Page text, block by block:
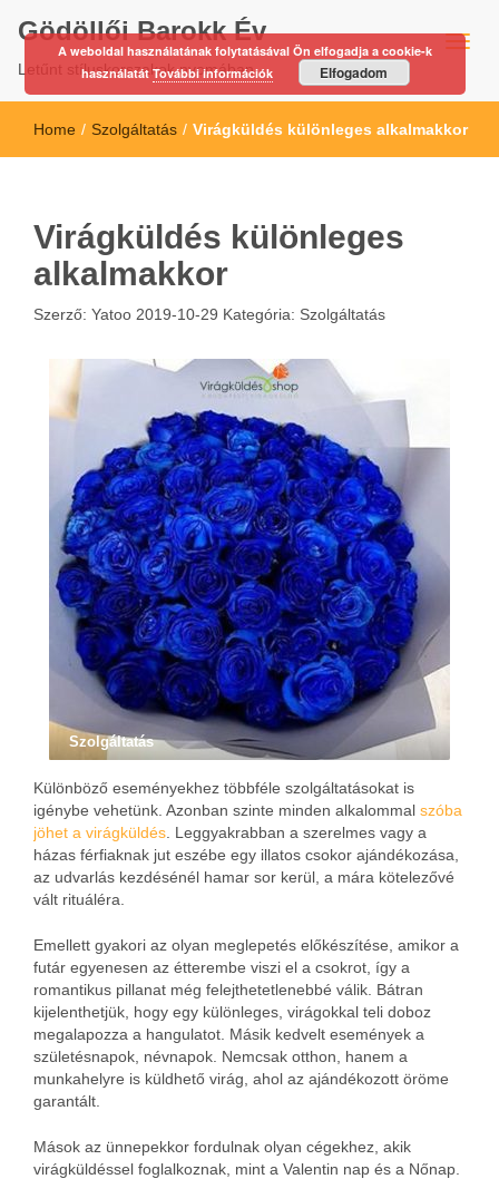
Gödöllői Barokk Év
Letűnt stíluskorszakok nyomában…
Home / Szolgáltatás / Virágküldés különleges alkalmakkor
Virágküldés különleges
alkalmakkor
Szerző: Yatoo 2019-10-29 Kategória: Szolgáltatás
Szolgáltatás
Különböző eseményekhez többféle szolgáltatásokat is
igénybe vehetünk. Azonban szinte minden alkalommal szóba
jöhet a virágküldés . Leggyakrabban a szerelmes vagy a
házas férfiaknak jut eszébe egy illatos csokor ajándékozása,
az udvarlás kezdésénél hamar sor kerül, a mára kötelezővé
vált rituáléra.
Emellett gyakori az olyan meglepetés előkészítése, amikor a
futár egyenesen az étterembe viszi el a csokrot, így a
romantikus pillanat még felejthetetlenebbé válik. Bátran
kijelenthetjük, hogy egy különleges, virágokkal teli doboz
megalapozza a hangulatot. Másik kedvelt események a
születésnapok, névnapok. Nemcsak otthon, hanem a
munkahelyre is küldhető virág, ahol az ajándékozott öröme
garantált.
Mások az ünnepekkor fordulnak olyan cégekhez, akik
virágküldéssel foglalkoznak, mint a Valentin nap és a Nőnap.
A weboldal használatának folytatásával Ön elfogadja a cookie-k
használatátTovábbi információk Elfogadom